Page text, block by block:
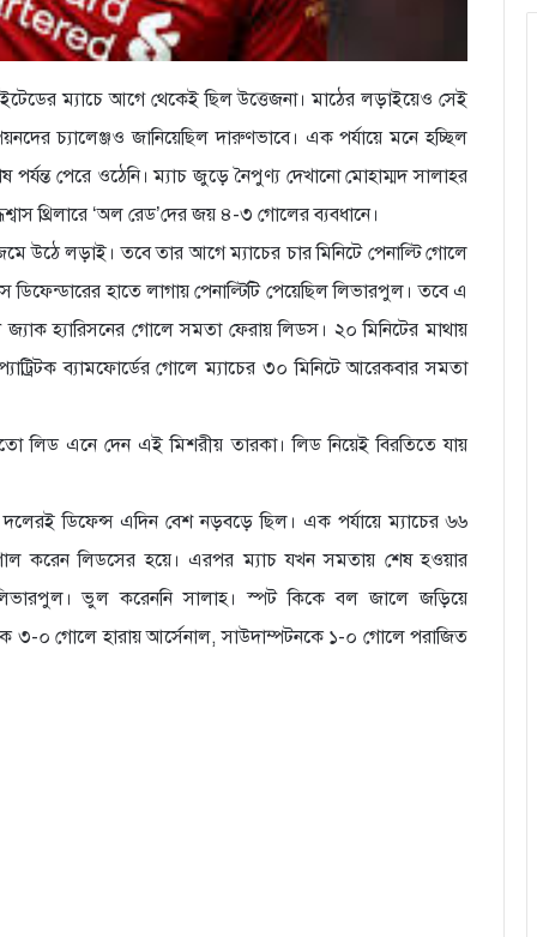
ম্যাচে আগে থেকেই ছিল উত্তেজনা। মাঠের লড়াইয়েও সেই
চ্যালেঞ্জও জানিয়েছিল দারুণভাবে। এক পর্যায়ে মনে হচ্ছিল
পেরে ওঠেনি। ম্যাচ জুড়ে নৈপুণ্য দেখানো মোহাম্মদ সালাহর
থ্রিলারে ‘অল রেড’দের জয় ৪-৩ গোলের ব্যবধানে।
উঠে লড়াই। তবে তার আগে ম্যাচের চার মিনিটে পেনাল্টি গোলে
হাতে লাগায় পেনাল্টিটি পেয়েছিল লিভারপুল। তবে এ
জ্যাক হ্যারিসনের গোলে সমতা ফেরায় লিডস। ২০ মিনিটের মাথায়
ব্যামফোর্ডের গোলে ম্যাচের ৩০ মিনিটে আরেকবার সমতা
এনে দেন এই মিশরীয় তারকা। লিড নিয়েই বিরতিতে যায়
ডিফেন্স এদিন বেশ নড়বড়ে ছিল। এক পর্যায়ে ম্যাচের ৬৬
করেন লিডসের হয়ে। এরপর ম্যাচ যখন সমতায় শেষ হওয়ার
ভুল করেননি সালাহ। স্পট কিকে বল জালে জড়িয়ে
৩-০ গোলে হারায় আর্সেনাল, সাউদাম্পটনকে ১-০ গোলে পরাজিত